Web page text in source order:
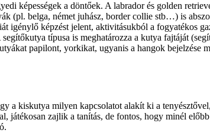
képességek a döntőek. A labrador és golden
(pl. belga, német juhász, border collie stb…) is
igénylő képzést jelent, aktivitásukból a fogyatékos
típusa is meghatározza a kutya fajtáját
papilont, yorkikat, ugyanis a hangok
a kiskutya milyen kapcsolatot alakít ki a
játékosan zajlik a tanítás, de fontos, hogy minél